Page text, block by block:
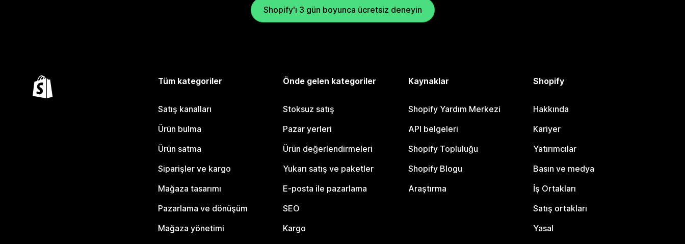
Shopify'ı 3 gün boyunca ücretsiz deneyin
Tüm kategoriler
Satış kanalları
Ürün bulma
Ürün satma
Siparişler ve kargo
Mağaza tasarımı
Pazarlama ve dönüşüm
Mağaza yönetimi
Önde gelen kategoriler
Stoksuz satış
Pazar yerleri
Ürün değerlendirmeleri
Yukarı satış ve paketler
E-posta ile pazarlama
SEO
Kargo
Kaynaklar
Shopify Yardım Merkezi
API belgeleri
Shopify Topluluğu
Shopify Blogu
Araştırma
Shopify
Hakkında
Kariyer
Yatırımcılar
Basın ve medya
İş Ortakları
Satış ortakları
Yasal